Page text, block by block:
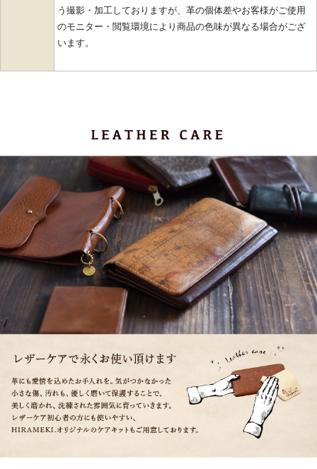
う撮影・加工しておりますが、革の個体差やお客様がご使用
のモニター・閲覧環境により商品の色味が異なる場合がござ
います。